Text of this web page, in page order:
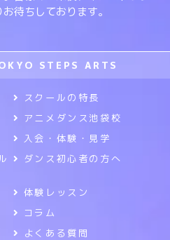
待ちしております。
STEPS ARTS
スクールの特長
アニメダンス池袋校
入会・体験・見学
ダンス初心者の方へ
体験レッスン
コラム
よくある質問